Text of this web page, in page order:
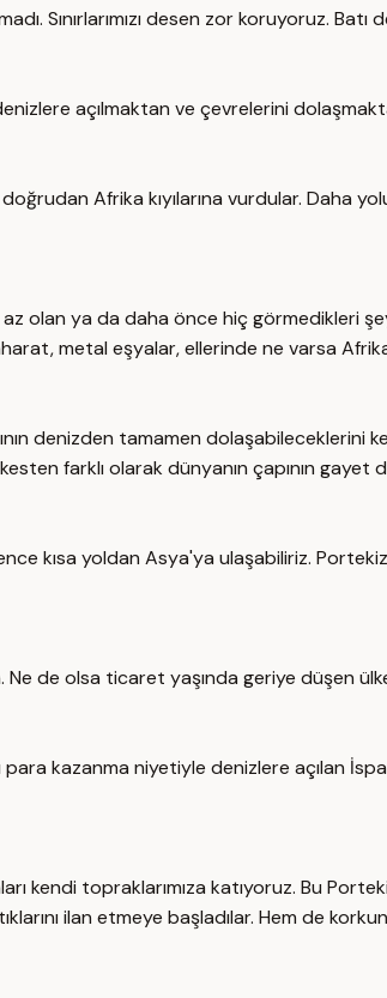
Sınırlarımızı desen zor koruyoruz.
açılmaktan ve çevrelerini
Afrika kıyılarına vurdular. Daha
az olan ya da daha önce hiç görmedikleri
metal eşyalar, ellerinde ne varsa
denizden tamamen dolaşabileceklerini
farklı olarak dünyanın çapının
kısa yoldan Asya'ya ulaşabiliriz.
de olsa ticaret yaşında geriye düşen
para kazanma niyetiyle denizlere açılan
kendi topraklarımıza katıyoruz. Bu
ilan etmeye başladılar. Hem de